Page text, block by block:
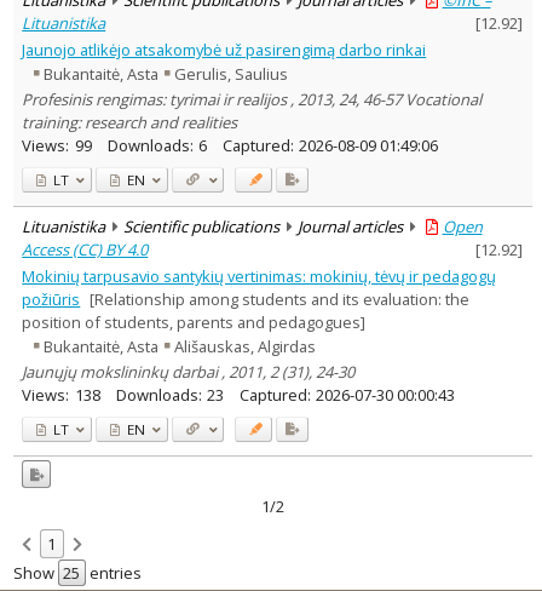
Subject area
Education 2
Text language
Country of publication
Historical periods
Subject
Journal
Lituanistika
[12.92]
Jaunojo atlikėjo atsakomybė už pasirengimą darbo rinkai
Bukantaitė, Asta
Gerulis, Saulius
Profesinis rengimas: tyrimai ir realijos , 2013, 24, 46-57 Vocational
training: research and realities
Views: 99 Downloads: 6 Captured: 2026-08-09 01:49:06
LT EN
Lituanistika Scientific publications Journal articles
Open
Access (CC) BY 4.0
[12.92]
Mokinių tarpusavio santykių vertinimas: mokinių, tėvų ir pedagogų
požiūris [Relationship among students and its evaluation: the
position of students, parents and pedagogues]
Bukantaitė, Asta
Ališauskas, Algirdas
Jaunųjų mokslininkų darbai , 2011, 2 (31), 24-30
Views: 138 Downloads: 23 Captured: 2026-07-30 00:00:43
LT EN
1/2
1
Show
entries